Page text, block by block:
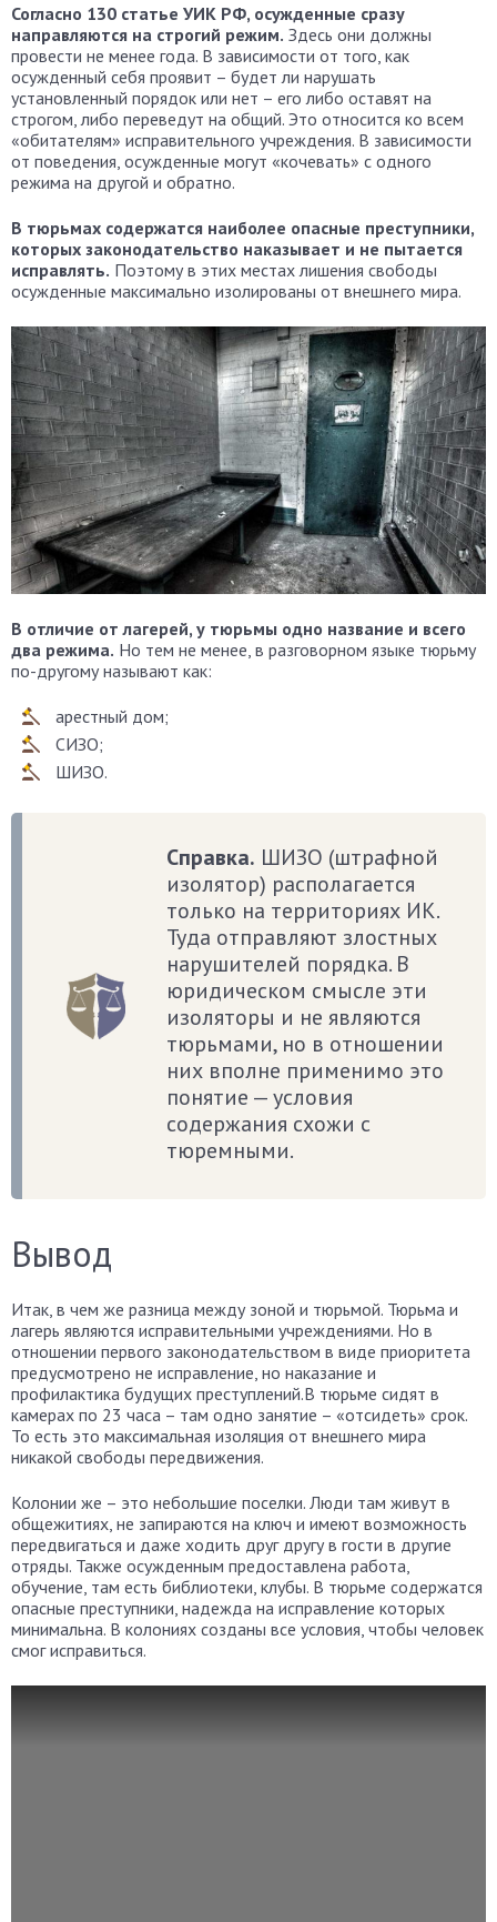
Согласно 130 статье УИК РФ, осужденные сразу
направляются на строгий режим. Здесь они должны
провести не менее года. В зависимости от того, как
осужденный себя проявит – будет ли нарушать
установленный порядок или нет – его либо оставят на
строгом, либо переведут на общий. Это относится ко всем
«обитателям» исправительного учреждения. В зависимости
от поведения, осужденные могут «кочевать» с одного
режима на другой и обратно.
В тюрьмах содержатся наиболее опасные преступники,
которых законодательство наказывает и не пытается
исправлять. Поэтому в этих местах лишения свободы
осужденные максимально изолированы от внешнего мира.
В отличие от лагерей, у тюрьмы одно название и всего
два режима. Но тем не менее, в разговорном языке тюрьму
по-другому называют как:
арестный дом;
СИЗО;
ШИЗО.
Справка. ШИЗО (штрафной
изолятор) располагается
только на территориях ИК.
Туда отправляют злостных
нарушителей порядка. В
юридическом смысле эти
изоляторы и не являются
тюрьмами, но в отношении
них вполне применимо это
понятие — условия
содержания схожи с
тюремными.
Вывод
Итак, в чем же разница между зоной и тюрьмой. Тюрьма и
лагерь являются исправительными учреждениями. Но в
отношении первого законодательством в виде приоритета
предусмотрено не исправление, но наказание и
профилактика будущих преступлений.В тюрьме сидят в
камерах по 23 часа – там одно занятие – «отсидеть» срок.
То есть это максимальная изоляция от внешнего мира
никакой свободы передвижения.
Колонии же – это небольшие поселки. Люди там живут в
общежитиях, не запираются на ключ и имеют возможность
передвигаться и даже ходить друг другу в гости в другие
отряды. Также осужденным предоставлена работа,
обучение, там есть библиотеки, клубы. В тюрьме содержатся
опасные преступники, надежда на исправление которых
минимальна. В колониях созданы все условия, чтобы человек
смог исправиться.